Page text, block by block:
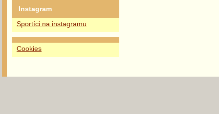
Instagram
Sportíci na instagramu
Cookies